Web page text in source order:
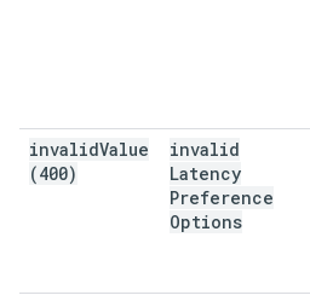
invalidValue
(400)
invalid
Latency
Preference
Options